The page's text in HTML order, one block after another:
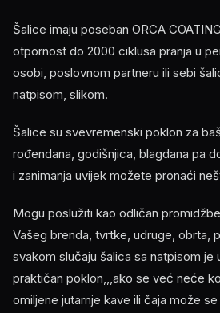
Šalice imaju poseban ORCA
otpornost do 2000 ciklusa pranja u
osobi, poslovnom partneru ili sebi
natpisom, slikom.
Šalice su svevremenski poklon za
rođendana, godišnjica, blagdana pa
i zanimanja uvijek možete pronaći
Mogu poslužiti kao odličan
Vašeg brenda, tvrtke, udruge, obrta,
svakom slučaju šalica sa natpisom je
praktičan poklon,,,ako se već neće
omiljene jutarnje kave ili čaja može